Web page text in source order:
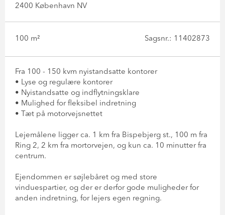
2400 København NV
100 m² Sagsnr.: 11402873
Fra 100 - 150 kvm nyistandsatte kontorer
• Lyse og regulære kontorer
• Nyistandsatte og indflytningsklare
• Mulighed for fleksibel indretning
• Tæt på motorvejsnettet
Lejemålene ligger ca. 1 km fra Bispebjerg st., 100 m fra
Ring 2, 2 km fra mortorvejen, og kun ca. 10 minutter fra
centrum.
Ejendommen er søjlebåret og med store
vinduespartier, og der er derfor gode muligheder for
anden indretning, for lejers egen regning.